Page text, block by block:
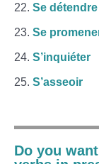
Se détendre
Se
S’inquiéter
S’asseoir
Do you